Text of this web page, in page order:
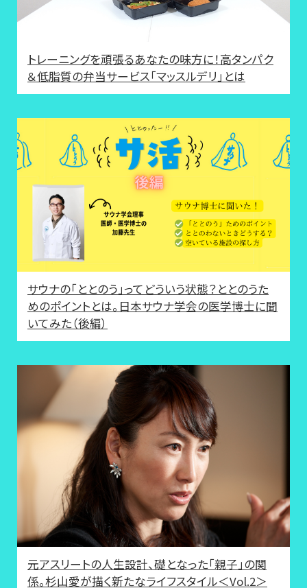
トレーニングを頑張るあなたの味方に！高タンパク
＆低脂質の弁当サービス「マッスルデリ」とは
サウナの「ととのう」ってどういう状態？ととのうた
めのポイントとは。日本サウナ学会の医学博士に聞
いてみた（後編）
元アスリートの人生設計、礎となった「親子」の関
係。杉山愛が描く新たなライフスタイル＜Vol.2＞